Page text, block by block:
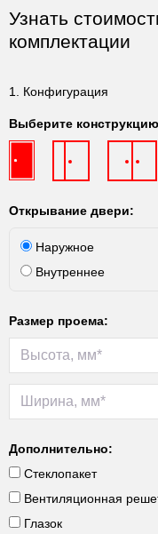
Узнать
комплектации
1. Конфигурация
Выберите
Открывание двери:
Наружное
Внутреннее
Размер проема:
Дополнительно:
Стеклопакет
Вентиляционная
Глазок